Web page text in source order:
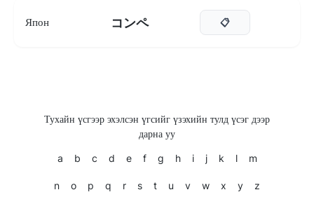
Япон コンペ 📋
Тухайн үсгээр эхэлсэн үгсийг үзэхийн тулд үсэг дээр
дарна уу
a b c d e f g h i j k l m
n o p q r s t u v w x y z